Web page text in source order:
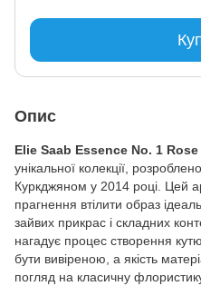
Опис
Elie Saab Essence No. 1 Rose
унікальної колекції,
Куркджяном у 2014 році. Цей
прагнення втілити образ
зайвих прикрас і складних
нагадує процес створення
бути вивіреною, а якість
погляд на класичну